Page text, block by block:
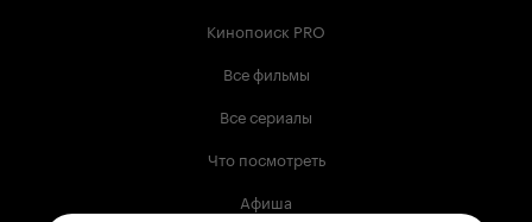
Кинопоиск PRO
Все фильмы
Все сериалы
Что посмотреть
Афиша